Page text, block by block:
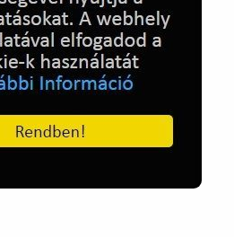
gyakran gazdag télen a
Nov. 01.
település